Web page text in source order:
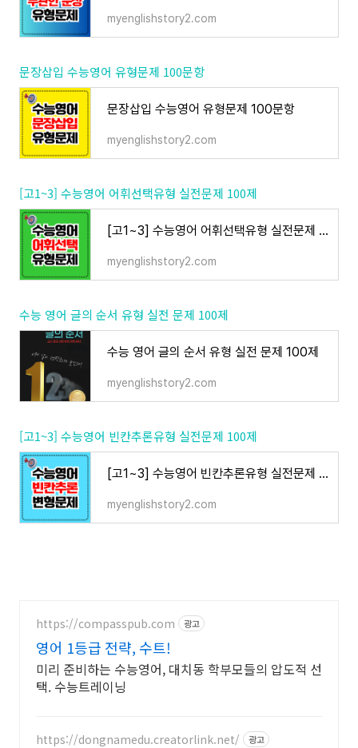
myenglishstory2.com
문장삽입 수능영어 유형문제 100문항
문장삽입 수능영어 유형문제 100문항
myenglishstory2.com
[고1~3] 수능영어 어휘선택유형 실전문제 100제
[고1~3] 수능영어 어휘선택유형 실전문제 100제
myenglishstory2.com
수능 영어 글의 순서 유형 실전 문제 100제
수능 영어 글의 순서 유형 실전 문제 100제
myenglishstory2.com
[고1~3] 수능영어 빈칸추론유형 실전문제 100제
[고1~3] 수능영어 빈칸추론유형 실전문제 100제
myenglishstory2.com
https://compasspub.com 광고
영어 1등급 전략, 수트!
미리 준비하는 수능영어, 대치동 학부모들의 압도적 선
택. 수능트레이닝
https://dongnamedu.creatorlink.net/ 광고